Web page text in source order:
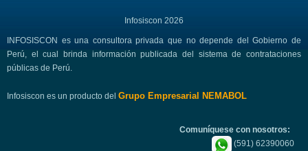
Infosiscon 2026
INFOSISCON es una consultora privada que no depende del Gobierno de
Perú, el cual brinda información publicada del sistema de contrataciones
públicas de Perú.
Infosiscon es un producto del Grupo Empresarial NEMABOL
Comuníquese con nosotros:
(591) 62390060